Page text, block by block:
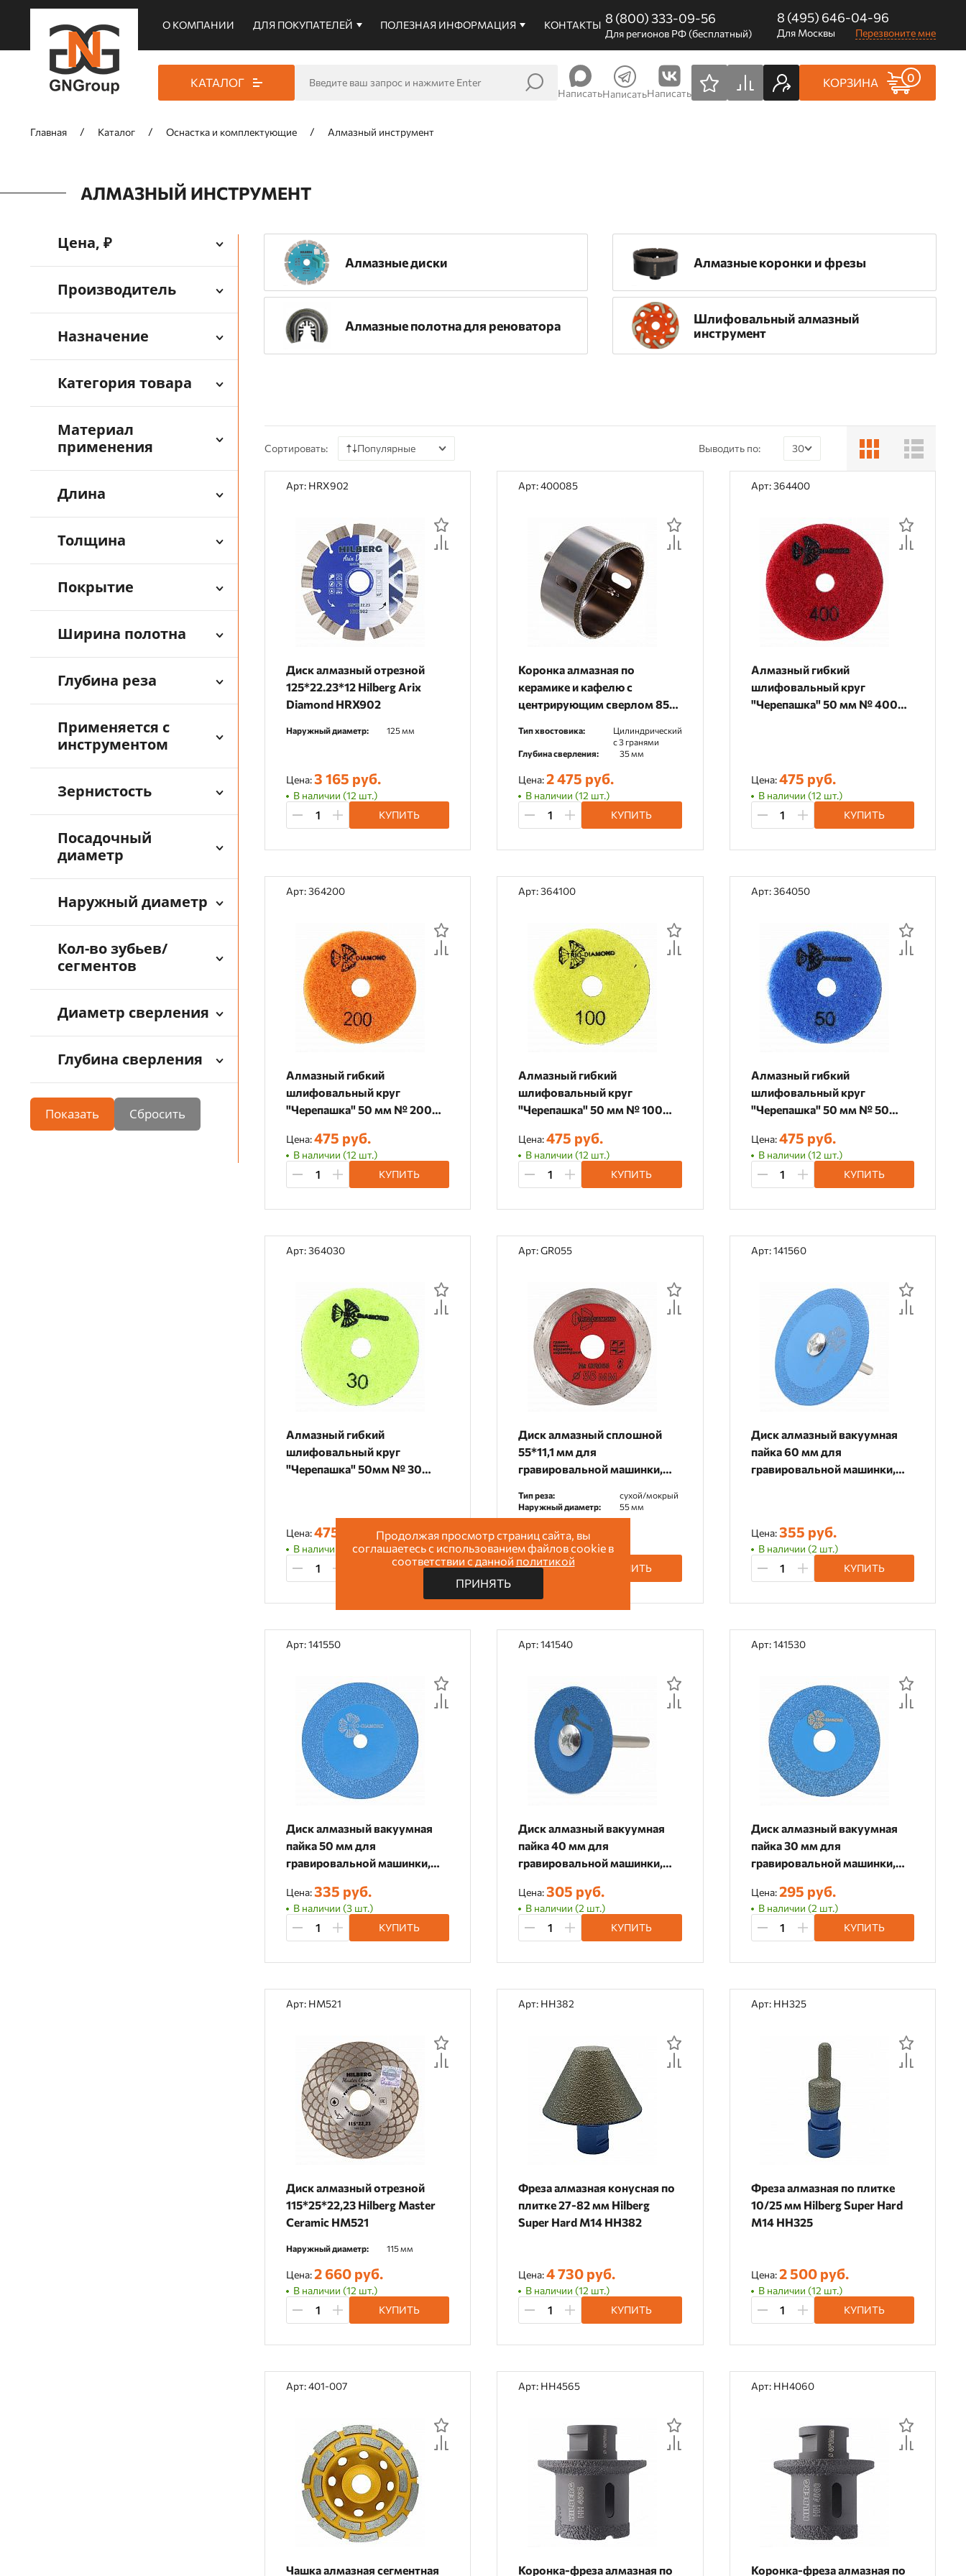
О КОМПАНИИ ДЛЯ ПОКУПАТЕЛЕЙ ПОЛЕЗНАЯ ИНФОРМАЦИЯ КОНТАКТЫ 8 (800) 333-09-56
Для регионов РФ (бесплатный)
8 (495) 646-04-96
Для Москвы Перезвоните мне
КАТАЛОГ
НаписатьНаписатьНаписать
КОРЗИНА 0
Главная Каталог Оснастка и комплектующие Алмазный инструмент
АЛМАЗНЫЙ ИНСТРУМЕНТ
Цена, ₽
Производитель
Назначение
Категория товара
Материал
применения
Длина
Толщина
Покрытие
Ширина полотна
Глубина реза
Применяется с
инструментом
Зернистость
Посадочный
диаметр
Наружный диаметр
Кол-во зубьев/
сегментов
Диаметр сверления
Глубина сверления
Показать
Алмазные диски Алмазные коронки и фрезы
Алмазные полотна для реноватора
Шлифовальный алмазный
инструмент
Сортировать: Популярные
По цене
По отзывам
Выводить по:
30
30
Арт: HRX902
Диск алмазный отрезной
125*22.23*12 Hilberg Arix
Diamond HRX902
Наружный диаметр: 125 мм
Цена:3 165 руб.
В наличии (12 шт.)
КУПИТЬ
Арт: 400085
Коронка алмазная по
керамике и кафелю с
центрирующим сверлом 85
Тип хвостовика:
Цилиндрический
c 3 гранями
Глубина сверления:
35 мм
Цена:2 475 руб.
В наличии (12 шт.)
КУПИТЬ
Арт: 364400
Алмазный гибкий
шлифовальный круг
"Черепашка" 50 мм № 400
Цена:475 руб.
В наличии (12 шт.)
КУПИТЬ
Арт: 364200
Алмазный гибкий
шлифовальный круг
"Черепашка" 50 мм № 200
Цена:475 руб.
В наличии (12 шт.)
КУПИТЬ
Арт: 364100
Алмазный гибкий
шлифовальный круг
"Черепашка" 50 мм № 100
Цена:475 руб.
В наличии (12 шт.)
КУПИТЬ
Арт: 364050
Алмазный гибкий
шлифовальный круг
"Черепашка" 50 мм № 50
Цена:475 руб.
В наличии (12 шт.)
КУПИТЬ
Арт: 364030
Алмазный гибкий
шлифовальный круг
"Черепашка" 50мм № 30
Цена:475 руб.
В наличии (12 шт.)
КУПИТЬ
Арт: GR055
Диск алмазный сплошной
55*11,1 мм для
гравировальной машинки,
Тип реза:
сухой/мокрый
Наружный диаметр:
55 мм
Цена:460 руб.
В наличии (1 шт.)
КУПИТЬ
Арт: 141560
Диск алмазный вакуумная
пайка 60 мм для
гравировальной машинки,
Цена:355 руб.
В наличии (2 шт.)
КУПИТЬ
Арт: 141550
Диск алмазный вакуумная
пайка 50 мм для
гравировальной машинки,
Цена:335 руб.
В наличии (3 шт.)
КУПИТЬ
Арт: 141540
Диск алмазный вакуумная
пайка 40 мм для
гравировальной машинки,
Цена:305 руб.
В наличии (2 шт.)
КУПИТЬ
Арт: 141530
Диск алмазный вакуумная
пайка 30 мм для
гравировальной машинки,
Цена:295 руб.
В наличии (2 шт.)
КУПИТЬ
Арт: HM521
Диск алмазный отрезной
115*25*22,23 Hilberg Master
Сeramic HM521
Наружный диаметр: 115 мм
Цена:2 660 руб.
В наличии (12 шт.)
КУПИТЬ
Арт: HH382
Фреза алмазная конусная по
плитке 27-82 мм Hilberg
Super Hard М14 HH382
Цена:4 730 руб.
В наличии (12 шт.)
КУПИТЬ
Арт: HH325
Фреза алмазная по плитке
10/25 мм Hilberg Super Hard
М14 HH325
Цена:2 500 руб.
В наличии (12 шт.)
КУПИТЬ
Арт: 401-007
Чашка алмазная сегментная
Арт: HH4565
Коронка-фреза алмазная по
Арт: HH4060
Коронка-фреза алмазная по
Продолжая просмотр страниц сайта, вы
соглашаетесь с использованием файлов cookie в
соответствии с данной политикой
ПРИНЯТЬ